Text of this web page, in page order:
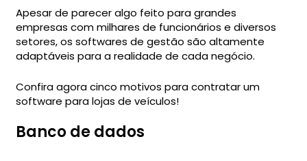
Apesar de parecer algo feito para grandes
empresas com milhares de funcionários e diversos
setores, os softwares de gestão são altamente
adaptáveis para a realidade de cada negócio.
Confira agora cinco motivos para contratar um
software para lojas de veículos!
Banco de dados